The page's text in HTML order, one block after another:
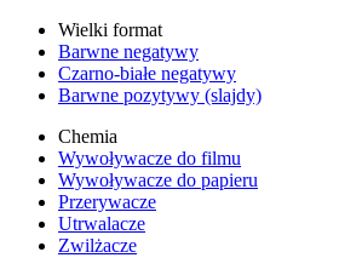
Wielki format
Barwne negatywy
Czarno-białe negatywy
Barwne pozytywy (slajdy)
Chemia
Wywoływacze do filmu
Wywoływacze do papieru
Przerywacze
Utrwalacze
Zwilżacze